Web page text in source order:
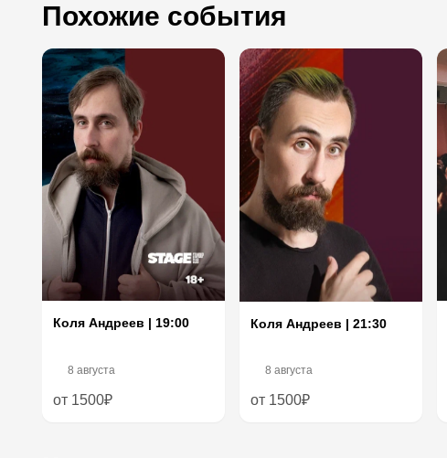
Похожие события
Коля Андреев | 19:00
8 августа
от 1500₽
Коля Андреев | 21:30
8 августа
от 1500₽